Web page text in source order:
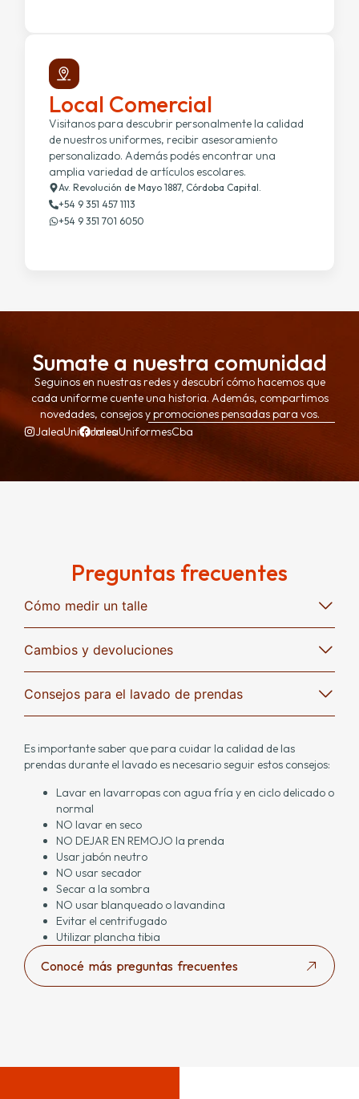
Local Comercial
Visitanos para descubrir personalmente la calidad
de nuestros uniformes, recibir asesoramiento
personalizado. Además podés encontrar una
amplia variedad de artículos escolares.
Av. Revolución de Mayo 1887, Córdoba Capital.
+54 9 351 457 1113
+54 9 351 701 6050
Sumate a nuestra comunidad
Seguinos en nuestras redes y descubrí cómo hacemos que
cada uniforme cuente una historia. Además, compartimos
novedades, consejos y promociones pensadas para vos.
JaleaUniformesJaleaUniformesCba
Preguntas frecuentes
Cómo medir un talle
Cambios y devoluciones
Consejos para el lavado de prendas
Es importante saber que para cuidar la calidad de las
prendas durante el lavado es necesario seguir estos consejos:
Lavar en lavarropas con agua fría y en ciclo delicado o
normal
NO lavar en seco
NO DEJAR EN REMOJO la prenda
Usar jabón neutro
NO usar secador
Secar a la sombra
NO usar blanqueado o lavandina
Evitar el centrifugado
Utilizar plancha tibia
Conocé más preguntas frecuentes